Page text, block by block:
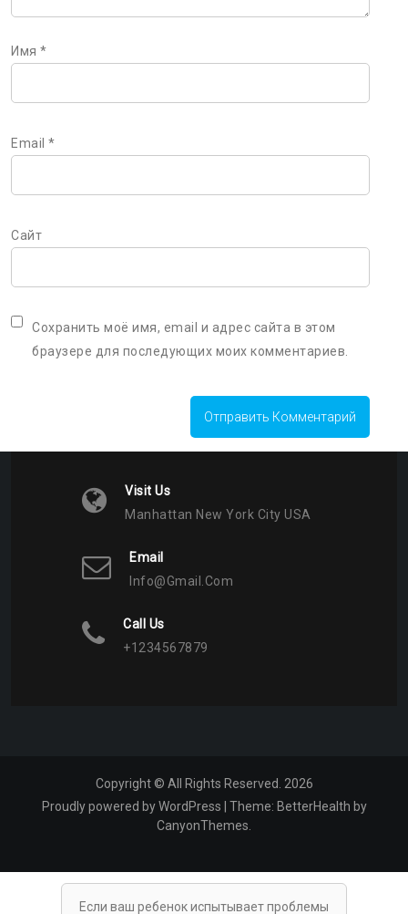
Имя *
Email *
Сайт
Сохранить моё имя, email и адрес сайта в этом
браузере для последующих моих комментариев.
Visit Us
Manhattan New York City USA
Email
Info@gmail.com
Call Us
+1234567879
Copyright © All Rights Reserved. 2026
Proudly powered by WordPress
Theme: BetterHealth by
CanyonThemes
Если ваш ребенок испытывает проблемы